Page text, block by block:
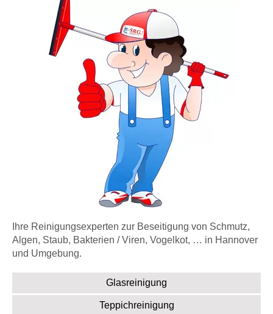
Ihre Reinigungsexperten zur Beseitigung von Schmutz,
Algen, Staub, Bakterien / Viren, Vogelkot, … in Hannover
und Umgebung.
Glasreinigung
Teppichreinigung